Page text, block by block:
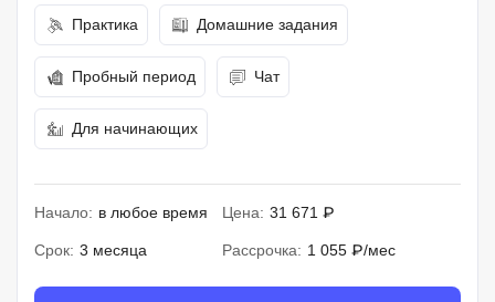
Практика Домашние задания
Пробный период Чат
Для начинающих
Начало: в любое время Цена: 31 671 ₽
Срок: 3 месяца Рассрочка: 1 055 ₽/мес